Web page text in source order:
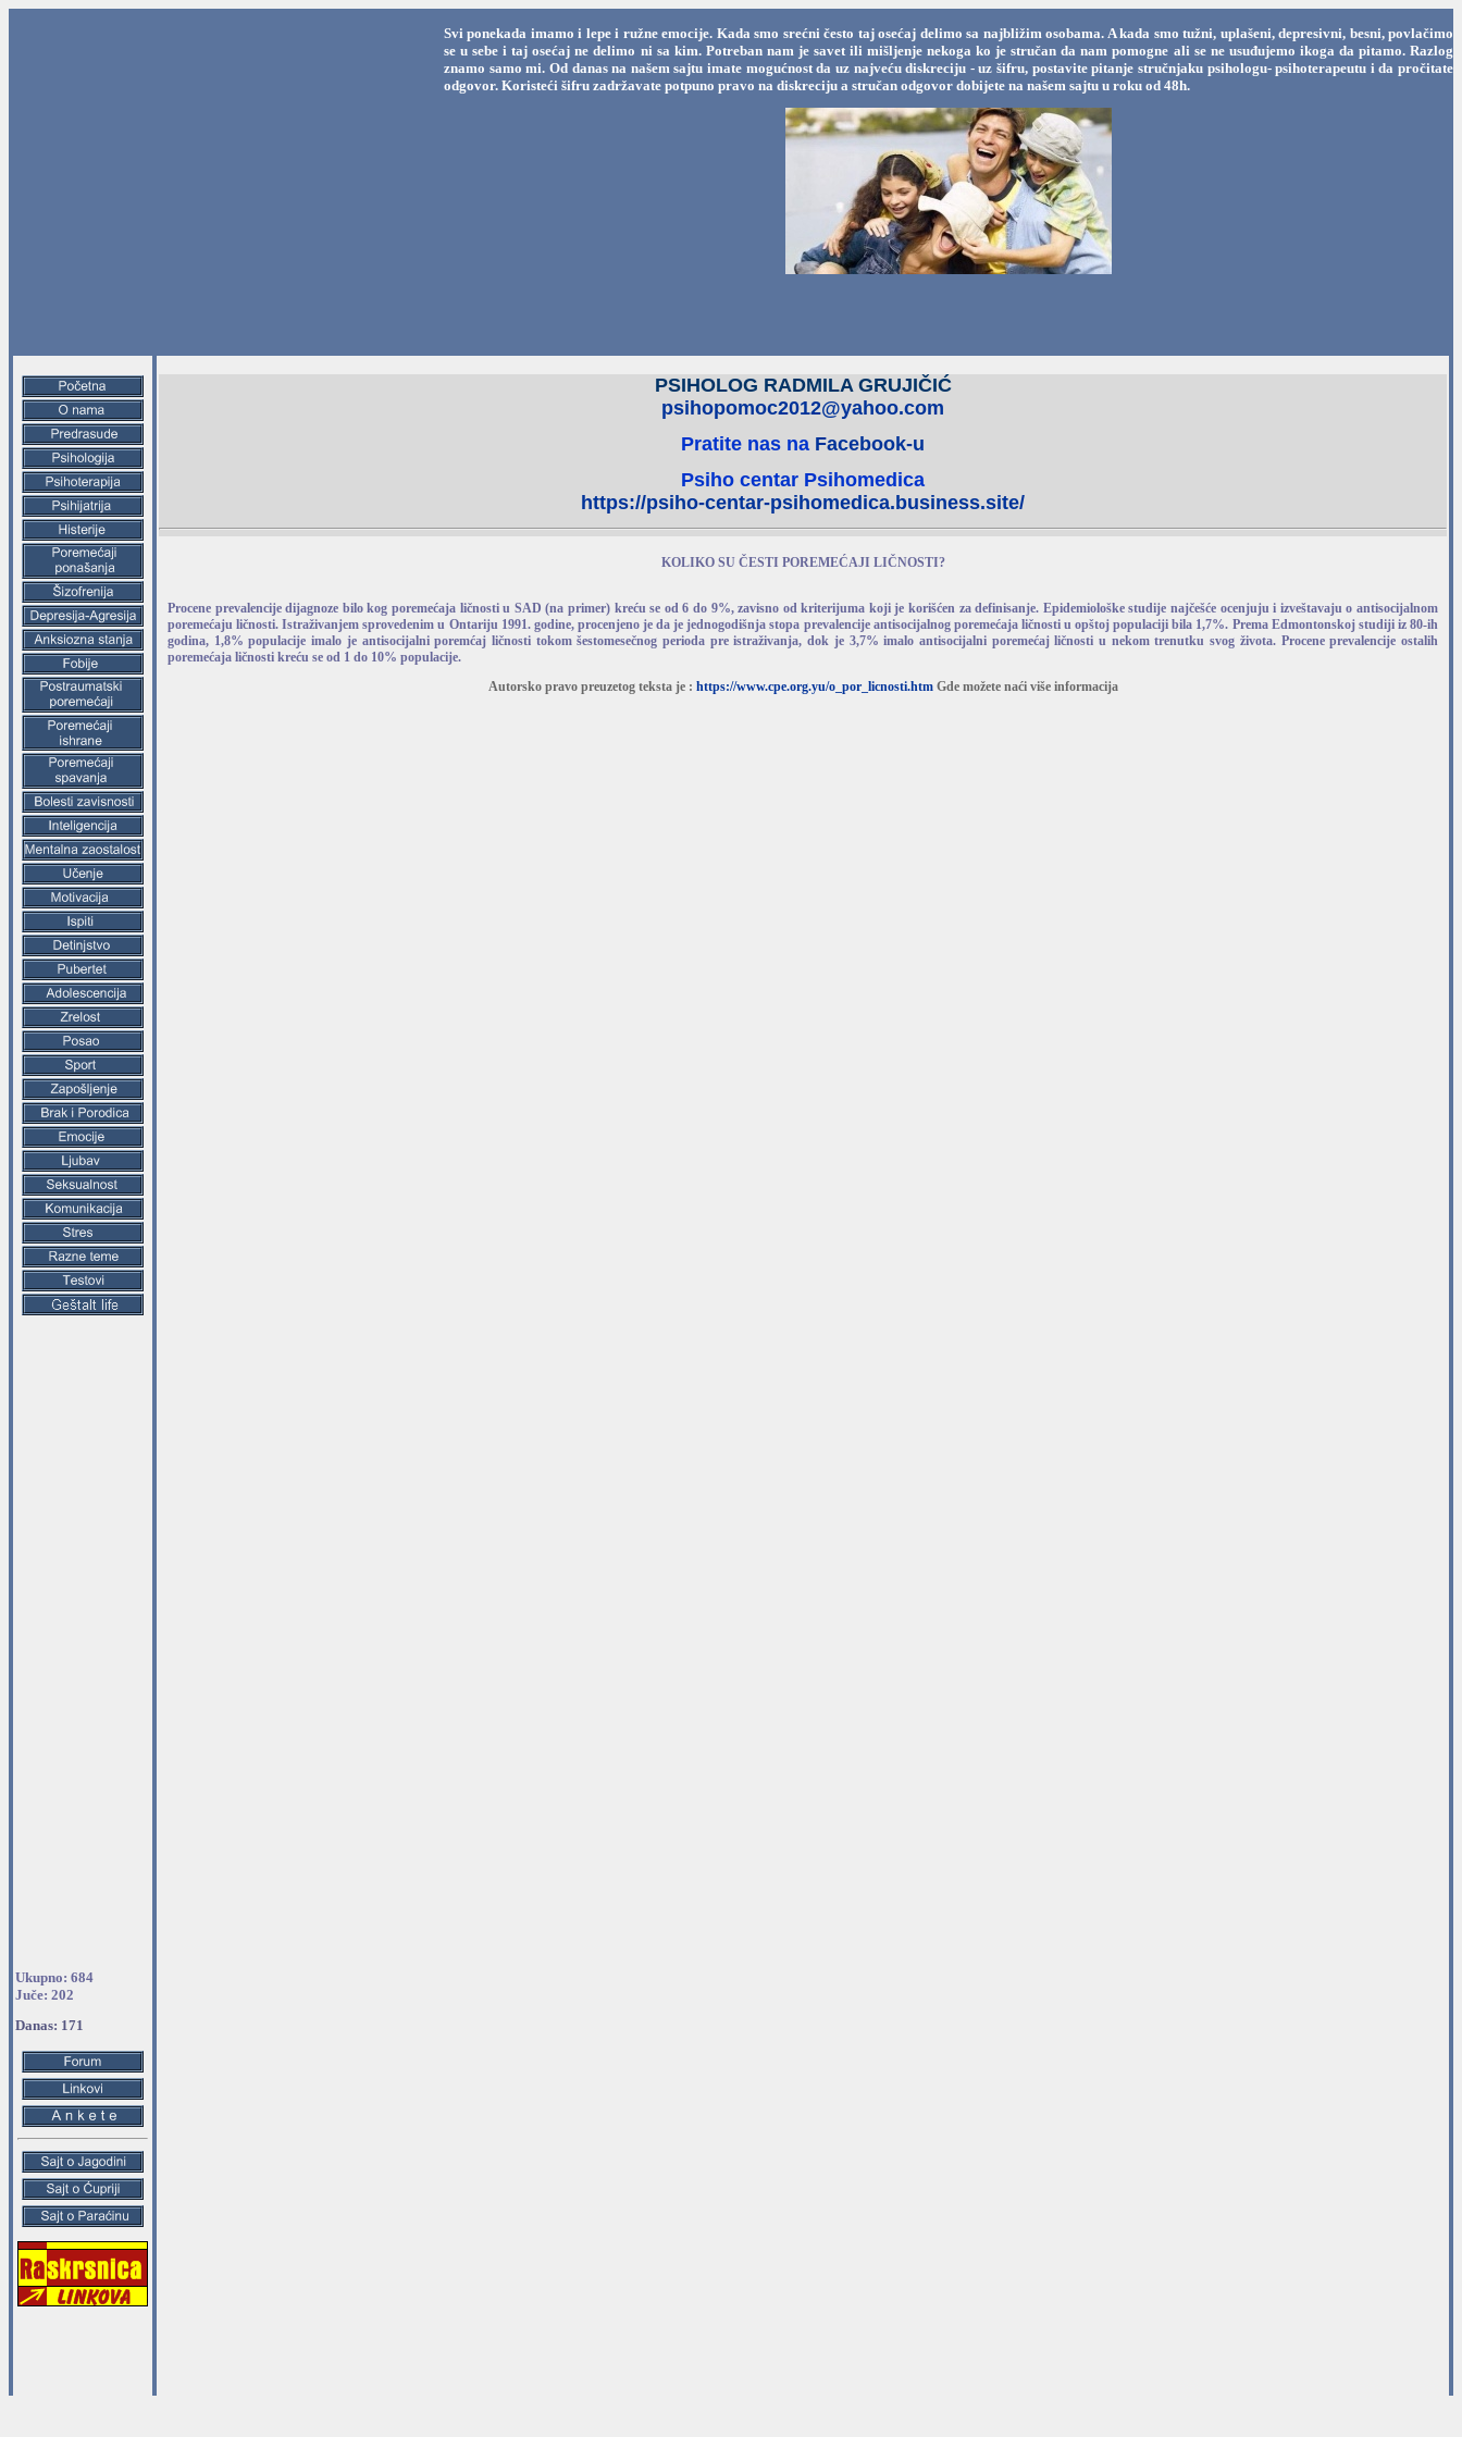
Svi ponekada imamo i lepe i ružne emocije. Kada smo srećni često taj osećaj delimo sa najbližim osobama. A kada smo tužni, uplašeni, depresivni, besni, povlačimo
se u sebe i taj osećaj ne delimo ni sa kim. Potreban nam je savet ili mišljenje nekoga ko je stručan da nam pomogne ali se ne usuđujemo ikoga da pitamo. Razlog
znamo samo mi. Od danas na našem sajtu imate mogućnost da uz najveću diskreciju - uz šifru, postavite pitanje stručnjaku psihologu- psihoterapeutu i da pročitate
odgovor. Koristeći šifru zadržavate potpuno pravo na diskreciju a stručan odgovor dobijete na našem sajtu u roku od 48h.
Ukupno: 684
Juče: 202
Danas: 171
PSIHOLOG RADMILA GRUJIČIĆ
psihopomoc2012@yahoo.com
Pratite nas na Facebook-u
Psiho centar Psihomedica
https://psiho-centar-psihomedica.business.site/
KOLIKO SU ČESTI POREMEĆAJI LIČNOSTI?
Procene prevalencije dijagnoze bilo kog poremećaja ličnosti u SAD (na primer) kreću se od 6 do 9%, zavisno od kriterijuma koji je korišćen za definisanje. Epidemiološke studije najčešće ocenjuju i izveštavaju o antisocijalnom
poremećaju ličnosti. Istraživanjem sprovedenim u Ontariju 1991. godine, procenjeno je da je jednogodišnja stopa prevalencije antisocijalnog poremećaja ličnosti u opštoj populaciji bila 1,7%. Prema Edmontonskoj studiji iz 80-ih
godina, 1,8% populacije imalo je antisocijalni poremćaj ličnosti tokom šestomesečnog perioda pre istraživanja, dok je 3,7% imalo antisocijalni poremećaj ličnosti u nekom trenutku svog života. Procene prevalencije ostalih
poremećaja ličnosti kreću se od 1 do 10% populacije.
Autorsko pravo preuzetog teksta je : https://www.cpe.org.yu/o_por_licnosti.htmGde možete naći više informacija